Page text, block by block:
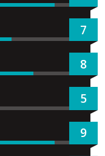
7
8
5
9